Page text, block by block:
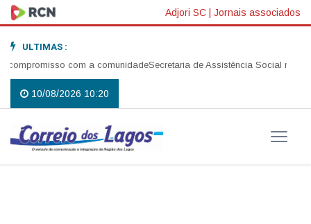
Adjori SC | Jornais associados
ULTIMAS :
com a comunidadeSecretaria de Assistência Social realiza
10/08/2026 10:20